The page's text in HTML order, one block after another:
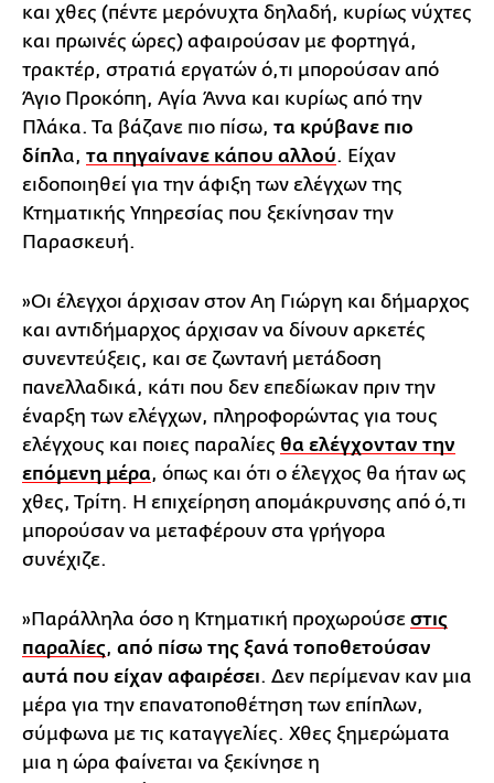
και χθες (πέντε μερόνυχτα δηλαδή, κυρίως νύχτες
και πρωινές ώρες) αφαιρούσαν με φορτηγά,
τρακτέρ, στρατιά εργατών ό,τι μπορούσαν από
Άγιο Προκόπη, Αγία Άννα και κυρίως από την
Πλάκα. Τα βάζανε πιο πίσω, τα κρύβανε πιο
δίπλα, τα πηγαίνανε κάπου αλλού. Είχαν
ειδοποιηθεί για την άφιξη των ελέγχων της
Κτηματικής Υπηρεσίας που ξεκίνησαν την
Παρασκευή.
»Οι έλεγχοι άρχισαν στον Αη Γιώργη και δήμαρχος
και αντιδήμαρχος άρχισαν να δίνουν αρκετές
συνεντεύξεις, και σε ζωντανή μετάδοση
πανελλαδικά, κάτι που δεν επεδίωκαν πριν την
έναρξη των ελέγχων, πληροφορώντας για τους
ελέγχους και ποιες παραλίες θα ελέγχονταν την
επόμενη μέρα, όπως και ότι ο έλεγχος θα ήταν ως
χθες, Τρίτη. Η επιχείρηση απομάκρυνσης από ό,τι
μπορούσαν να μεταφέρουν στα γρήγορα
συνέχιζε.
»Παράλληλα όσο η Κτηματική προχωρούσε στις
παραλίες, από πίσω της ξανά τοποθετούσαν
αυτά που είχαν αφαιρέσει. Δεν περίμεναν καν μια
μέρα για την επανατοποθέτηση των επίπλων,
σύμφωνα με τις καταγγελίες. Χθες ξημερώματα
μια η ώρα φαίνεται να ξεκίνησε η